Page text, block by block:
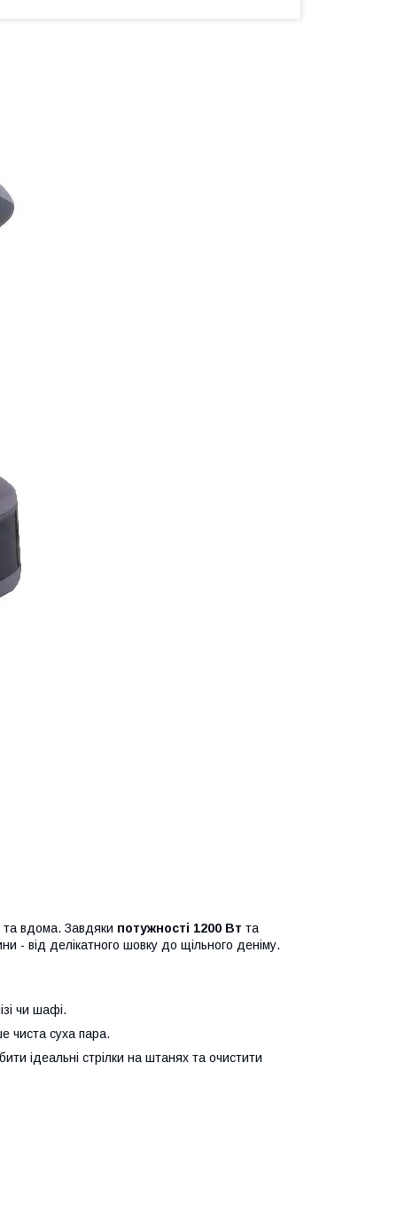
та вдома. Завдяки потужності 1200 Вт та
- від делікатного шовку до щільного деніму.
чи шафі.
чиста суха пара.
ідеальні стрілки на штанях та очистити